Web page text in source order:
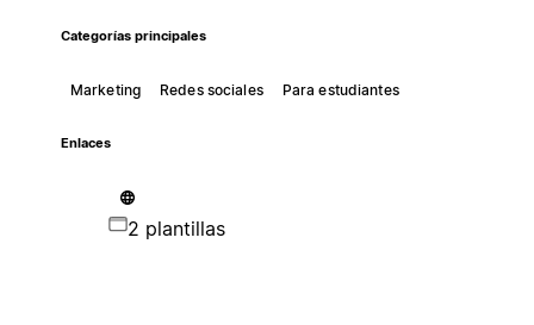
Categorías principales
Marketing Redes sociales Para estudiantes
Enlaces
2 plantillas